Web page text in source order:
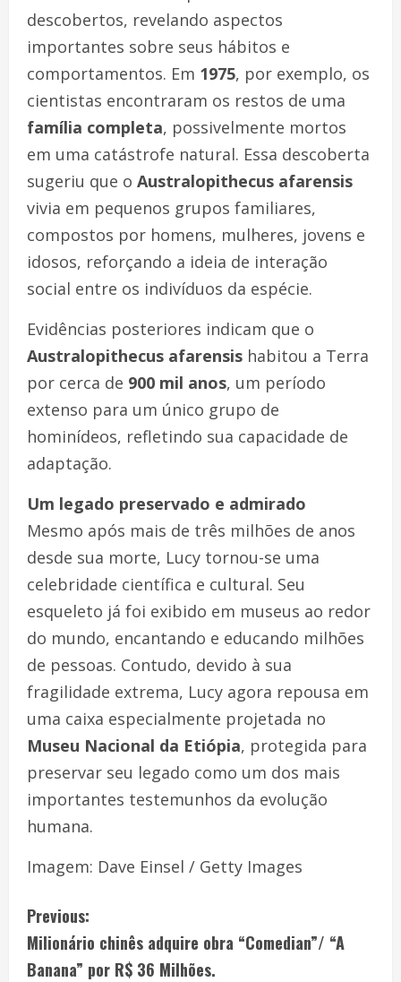
descobertos, revelando aspectos
importantes sobre seus hábitos e
comportamentos. Em 1975, por exemplo, os
cientistas encontraram os restos de uma
família completa, possivelmente mortos
em uma catástrofe natural. Essa descoberta
sugeriu que o Australopithecus afarensis
vivia em pequenos grupos familiares,
compostos por homens, mulheres, jovens e
idosos, reforçando a ideia de interação
social entre os indivíduos da espécie.
Evidências posteriores indicam que o
Australopithecus afarensis habitou a Terra
por cerca de 900 mil anos, um período
extenso para um único grupo de
hominídeos, refletindo sua capacidade de
adaptação.
Um legado preservado e admirado
Mesmo após mais de três milhões de anos
desde sua morte, Lucy tornou-se uma
celebridade científica e cultural. Seu
esqueleto já foi exibido em museus ao redor
do mundo, encantando e educando milhões
de pessoas. Contudo, devido à sua
fragilidade extrema, Lucy agora repousa em
uma caixa especialmente projetada no
Museu Nacional da Etiópia, protegida para
preservar seu legado como um dos mais
importantes testemunhos da evolução
humana.
Imagem: Dave Einsel / Getty Images
Previous:
Milionário chinês adquire obra “Comedian”/ “A
Banana” por R$ 36 Milhões.